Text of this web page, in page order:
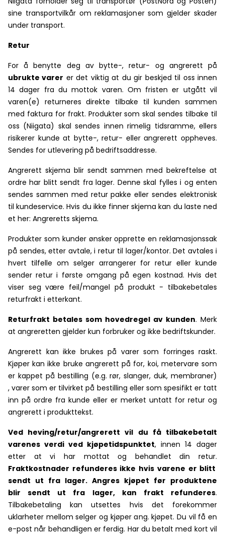
sine transportvilkår om reklamasjoner som gjelder skader
under transport.
Retur
For å benytte deg av bytte-, retur- og angrerett på
ubrukte varer er det viktig at du gir beskjed til oss innen
14 dager fra du mottok varen. Om fristen er utgått vil
varen(e) returneres direkte tilbake til kunden sammen
med faktura for frakt. Produkter som skal sendes tilbake til
oss (Niigata) skal sendes innen rimelig tidsramme, ellers
risikerer kunde at bytte-, retur- eller angrerett oppheves.
Sendes for utlevering på bedriftsaddresse.
Angrerett skjema blir sendt sammen med bekreftelse at
ordre har blitt sendt fra lager. Denne skal fylles i og enten
sendes sammen med retur pakke eller sendes elektronisk
til kundeservice. Hvis du ikke finner skjema kan du laste ned
et her: Angreretts skjema.
Produkter som kunder ønsker opprette en reklamasjonssak
på sendes, etter avtale, i retur til lager/kontor. Det avtales i
hvert tilfelle om selger arrangerer for retur eller kunde
sender retur i første omgang på egen kostnad. Hvis det
viser seg være feil/mangel på produkt - tilbakebetales
returfrakt i etterkant.
Returfrakt betales som hovedregel av kunden. Merk
at angreretten gjelder kun forbruker og ikke bedriftskunder.
Angrerett kan ikke brukes på varer som forringes raskt.
Kjøper kan ikke bruke angrerett på for, koi, metervare som
er kappet på bestilling (e.g. rør, slanger, duk, membraner)
, varer som er tilvirket på bestilling eller som spesifikt er tatt
inn på ordre fra kunde eller er merket untatt for retur og
angrerett i produkttekst.
Ved heving/retur/angrerett vil du få tilbakebetalt
varenes verdi ved kjøpetidspunktet, innen 14 dager
etter at vi har mottat og behandlet din retur.
Fraktkostnader refunderes ikke hvis varene er blitt
sendt ut fra lager. Angres kjøpet før produktene
blir sendt ut fra lager, kan frakt refunderes.
Tilbakebetaling kan utsettes hvis det forekommer
uklarheter mellom selger og kjøper ang. kjøpet. Du vil få en
e-post når behandligen er ferdig. Har du betalt med kort vil